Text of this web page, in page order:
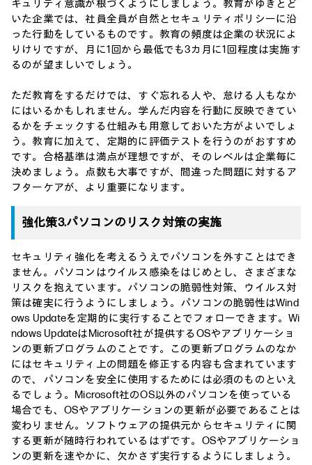
キュリティ意識が根づくようにしましょう。教育がゆきとど
いた企業では、社員全員が自然とセキュリティポリシーに沿
った行動をしているものです。教育の頻度は企業の状況によ
りけりですが、月に1回から最低でも3カ月に1回程度は実施す
るのが望ましいでしょう。
ただ教育をするだけでは、すぐ忘れる人や、怠ける人もなか
にはいるかもしれません。学んだ内容を行動に反映できてい
るかをチェックする仕組みも用意しておいた方がよいでしょ
う。教育に加えて、定期的に評価テストを行うのがおすすめ
です。合格基準は満点が理想ですが、そのレベルは企業毎に
決めましょう。点数も大事ですが、間違った問題に対するア
フターケアが、より重要になります。
強化策3.パソコンのリスク対策の実施
セキュリティ強化を考えるうえでパソコンを外すことはでき
ません。パソコンはウイルス感染をはじめとし、さまざまな
リスクを抱えています。パソコンの脆弱性対策、ウイルス対
策は確実に行うようにしましょう。パソコンの脆弱性はWind
ows Updateを定期的に実行することでフォローできます。Wi
ndows UpdateはMicrosoft社が提供するOSやアプリケーショ
ンの更新プログラムのことです。この更新プログラムのなか
にはセキュリティ上の問題を修正する内容も含まれています
ので、パソコンを安全に使用するためには必須のものといえ
るでしょう。Microsoft社のOS以外のパソコンを使っている
場合でも、OSやアプリケーションの更新が必要であることは
変わりません。ソフトウェアの提供元からセキュリティに関
する更新が随時行われているはずです。OSやアプリケーショ
ンの更新を速やかに、欠かさず実行するようにしましょう。